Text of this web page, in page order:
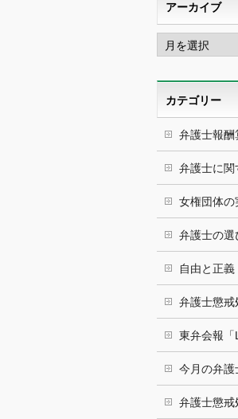
アーカイブ
ア
ー
イ
ブカテゴリー
弁護士報酬
弁護士に関
女権団体の
弁護士の選
自由と正義
弁護士懲戒
東弁会報「
今月の弁護
弁護士懲戒